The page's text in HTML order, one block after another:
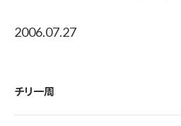
2006.07.27
チリ一周